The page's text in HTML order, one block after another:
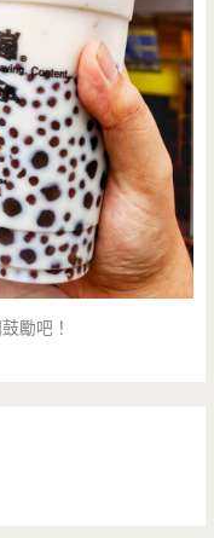
勵吧！